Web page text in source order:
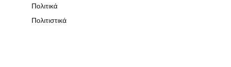
Πολιτικά
Πολιτιστικά